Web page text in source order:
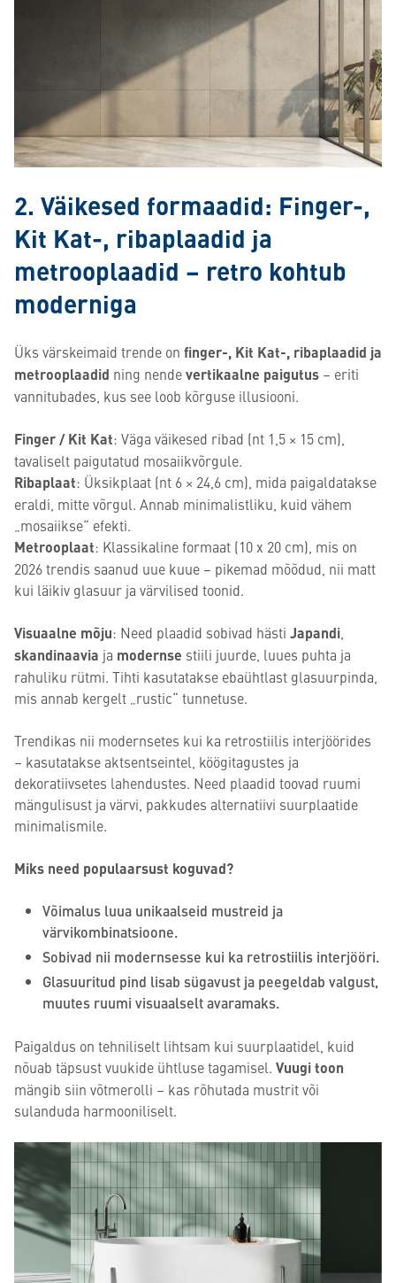
2. Väikesed formaadid: Finger-,
Kit Kat-, ribaplaadid ja
metrooplaadid – retro kohtub
moderniga
Üks värskeimaid trende on finger-, Kit Kat-, ribaplaadid ja
metrooplaadid ning nendevertikaalne paigutus – eriti
vannitubades, kus see loob kõrguse illusiooni.
Finger / Kit Kat: Väga väikesed ribad (nt 1,5 × 15 cm),
tavaliselt paigutatud mosaiikvõrgule.
Ribaplaat: Üksikplaat (nt 6 × 24,6 cm), mida paigaldatakse
eraldi, mitte võrgul. Annab minimalistliku, kuid vähem
„mosaiikse“ efekti.
Metrooplaat: Klassikaline formaat (10 x 20 cm), mis on
2026 trendis saanud uue kuue – pikemad mõõdud, nii matt
kui läikiv glasuur ja värvilised toonid.
Visuaalne mõju: Need plaadid sobivad hästi Japandi
skandinaavia ja modernse stiili juurde, luues puhta ja
rahuliku rütmi. Tihti kasutatakse ebaühtlast glasuurpinda,
mis annab kergelt „rustic“ tunnetuse.
Trendikas nii modernsetes kui ka retrostiilis interjöörides
– kasutatakse aktsentseintel, köögitagustes ja
dekoratiivsetes lahendustes. Need plaadid toovad ruumi
mängulisust ja värvi, pakkudes alternatiivi suurplaatide
minimalismile.
Miks need populaarsust koguvad?
Võimalus luua unikaalseid mustreid ja
värvikombinatsioone.
Sobivad nii modernsesse kui ka retrostiilis interjööri.
Glasuuritud pind lisab sügavust ja peegeldab valgust,
muutes ruumi visuaalselt avaramaks.
Paigaldus on tehniliselt lihtsam kui suurplaatidel, kuid
nõuab täpsust vuukide ühtluse tagamisel. Vuugi toon
mängib siin võtmerolli – kas rõhutada mustrit või
sulanduda harmooniliselt.